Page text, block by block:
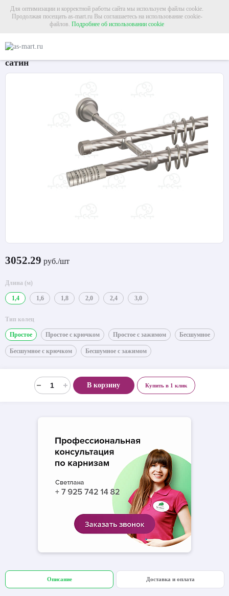
Для оптимизации и корректной работы сайта мы используем файлы cookie.
Продолжая посещать as-mart.ru Вы соглашаетесь на использование cookie-
файлов. Подробнее об использовании cookie
Карниз для штор двухрядный «Крис» Ø16К/16К
сатин
3052.29 руб./шт
Длина (м)
1,4 1,6 1,8 2,0 2,4 3,0
Тип колец
Простое Простое с крючком Простое с зажимом Бесшумное
Бесшумное с крючком Бесшумное с зажимом
В корзину Купить в 1 клик
Описание Доставка и оплата